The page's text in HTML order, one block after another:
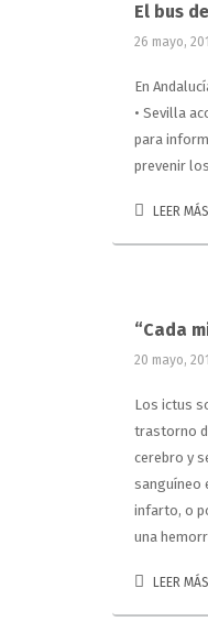
El bus
26 mayo,
En
• Sevilla
para
prevenir
LEER MÁS
“Cada
20 mayo,
Los ictus
trastorno
cerebro y
sanguíneo
infarto, o
una
LEER MÁS